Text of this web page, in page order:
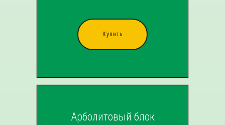
Купить
Арболитовый блок